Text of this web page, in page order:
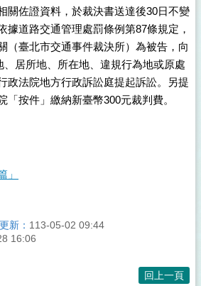
關佐證資料，於裁決書送達後30日不變
據道路交通管理處罰條例第87條規定，
（臺北市交通事件裁決所）為被告，向
、居所地、所在地、違規行為地或原處
政法院地方行政訴訟庭提起訴訟。另提
「按件」繳納新臺幣300元裁判費。
」
新： 113-05-02 09:44
16:06
回上一頁